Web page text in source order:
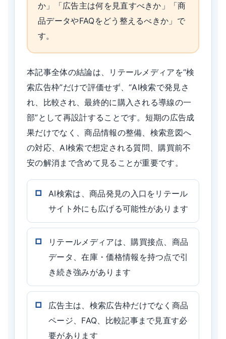
か」「広告主は何を見直すべきか」「商
品データやFAQをどう整えるべきか」で
す。
本記事全体の結論は、リテールメディアを“検
索広告枠”だけで評価せず、“AI検索で発見さ
れ、比較され、最終的に購入される導線の一
部”として再設計することです。短期の広告成
果だけでなく、商品情報の整備、検索意図へ
の対応、AI検索で想定される質問、購買前不
安の解消まで含めて見ることが重要です。
AI検索は、商品発見の入口をリテール
サイト外にも広げる可能性があります
リテールメディアは、購買接点、商品
データ、在庫・価格情報を持つ点で引
き続き強みがあります
広告主は、検索広告枠だけでなく商品
ページ、FAQ、比較記事まで見直す必
要があります